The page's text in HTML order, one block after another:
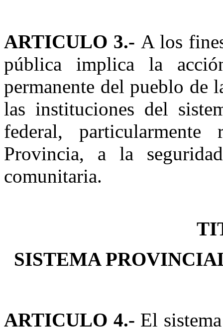
ARTICULO 3.- A los
pública implica la
permanente del pueblo de
las instituciones del
federal,
Provincia, a la
comunitaria.
SISTEMA
ARTICULO 4.- El